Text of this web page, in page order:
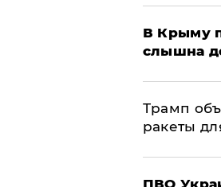
В Крыму
слышна
Трамп
ракеты
ПВО